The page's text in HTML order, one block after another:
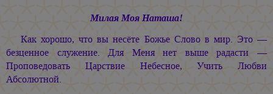
Милая Моя Наташа!
Как хорошо, что вы несёте Божье Слово в мир. Это —
безценное служение. Для Меня нет выше радасти —
Проповедовать Царствие Небесное, Учить Любви
Абсолютной.